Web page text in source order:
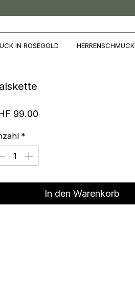
IN ROSEGOLD HERRENSCHMUCK
99.00
*
In den Warenkorb